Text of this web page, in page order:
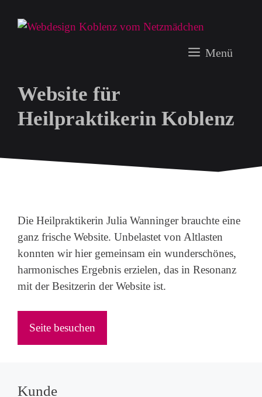
Inhalt
Menü
Website für
Heilpraktikerin Koblenz
Die Heilpraktikerin Julia Wanninger brauchte eine
ganz frische Website. Unbelastet von Altlasten
konnten wir hier gemeinsam ein wunderschönes,
harmonisches Ergebnis erzielen, das in Resonanz
mit der Besitzerin der Website ist.
Seite besuchen
Kunde